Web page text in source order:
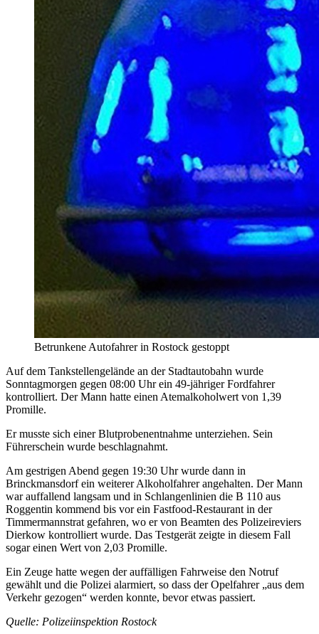
Betrunkene Autofahrer in Rostock gestoppt
Auf dem Tankstellengelände an der Stadtautobahn wurde
Sonntagmorgen gegen 08:00 Uhr ein 49-jähriger Fordfahrer
kontrolliert. Der Mann hatte einen Atemalkoholwert von 1,39
Promille.
Er musste sich einer Blutprobenentnahme unterziehen. Sein
Führerschein wurde beschlagnahmt.
Am gestrigen Abend gegen 19:30 Uhr wurde dann in
Brinckmansdorf ein weiterer Alkoholfahrer angehalten. Der Mann
war auffallend langsam und in Schlangenlinien die B 110 aus
Roggentin kommend bis vor ein Fastfood-Restaurant in der
Timmermannstrat gefahren, wo er von Beamten des Polizeireviers
Dierkow kontrolliert wurde. Das Testgerät zeigte in diesem Fall
sogar einen Wert von 2,03 Promille.
Ein Zeuge hatte wegen der auffälligen Fahrweise den Notruf
gewählt und die Polizei alarmiert, so dass der Opelfahrer „aus dem
Verkehr gezogen“ werden konnte, bevor etwas passiert.
Quelle: Polizeiinspektion Rostock